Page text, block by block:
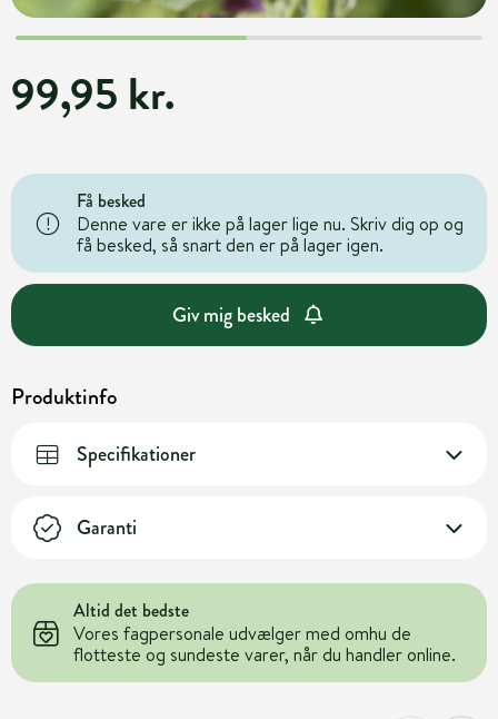
99,95 kr.
Få besked
Denne vare er ikke på lager lige nu. Skriv dig op og
få besked, så snart den er på lager igen.
Giv mig besked
Produktinfo
Specifikationer
Garanti
Altid det bedste
Vores fagpersonale udvælger med omhu de
flotteste og sundeste varer, når du handler online.